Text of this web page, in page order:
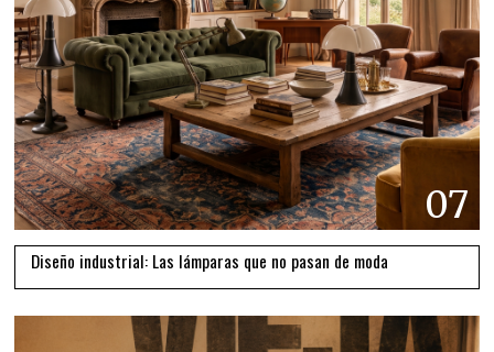
07
Diseño industrial: Las lámparas que no pasan de moda